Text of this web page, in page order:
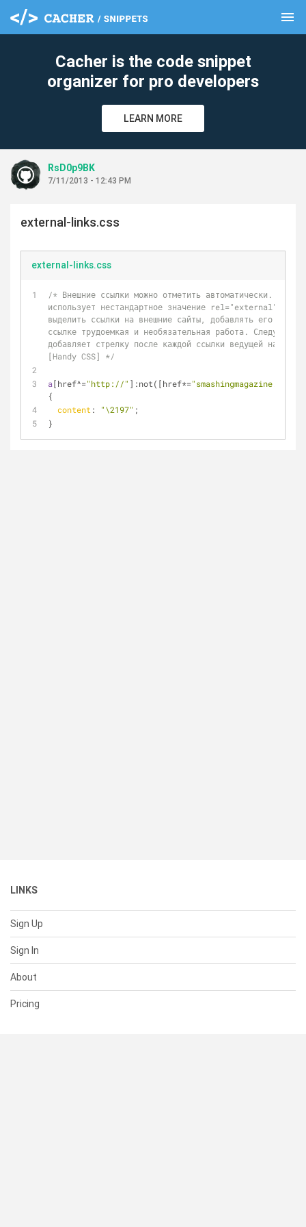
menu
Cacher is the code snippet
organizer for pro developers
LEARN MORE
RsD0p9BK
7/11/2013 - 12:43 PM
external-links.css
external-links.css
/* Внешние ссылки можно отметить автоматически. Многие
использует нестандартное значение rel="external",
выделить ссылки на внешние сайты, добавлять его к
ссылке трудоемкая и необязательная работа. Следующее
добавляет стрелку после каждой ссылки ведущей на
[Handy CSS] */
a[href^="http://" ] :not( [href*="smashingmagazine.com"
{
content : "\2197" ;
}
LINKS
Sign Up
Sign In
About
Pricing
clear